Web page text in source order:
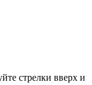
стрелки вверх и